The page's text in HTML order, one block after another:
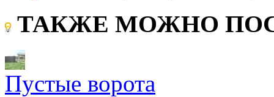
ТАКЖЕ МОЖНО
Пустые ворота